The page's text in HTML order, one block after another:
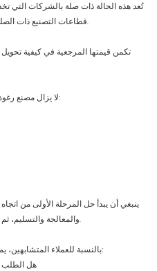
تُعد هذه الحالة ذات صلة بالشركات التي
قطاعات التصنيع ذات الصلة وتخطط لدخول إنتاج رغوة البولي يوريثان.
تكمن قيمتها المرجعية في كيفية تحويل
لا يزال مصنع رغوة البولي يوريثان الجديد بحاجة إلى التأسيس:
ينبغي أن يبدأ حل المرحلة الأولى من اتجاه
والمعالجة والتسليم، ثم توسيع المعدات والأتمتة وفقًا لهيكل الطلب.
بالنسبة للعملاء المتشابهين، يمكن أن يركز تقييم المشروع على أربع نقاط:
هل الطلب